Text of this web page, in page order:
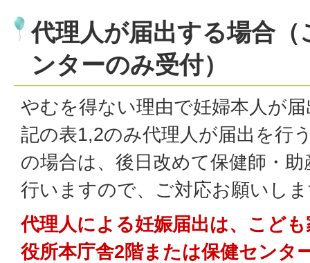
代理人が届出する場合（
ンターのみ受付）
やむを得ない理由で妊婦本人が
記の表1,2のみ代理人が届出を行
の場合は、後日改めて保健師・
行いますので、ご対応お願いし
代理人による妊娠届出は、こど
役所本庁舎2階または保健センタ